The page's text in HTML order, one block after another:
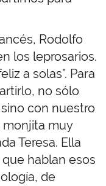
Rodolfo
los leprosarios.
a solas”. Para
no sólo
con nuestro
monjita muy
Teresa. Ella
hablan esos
de